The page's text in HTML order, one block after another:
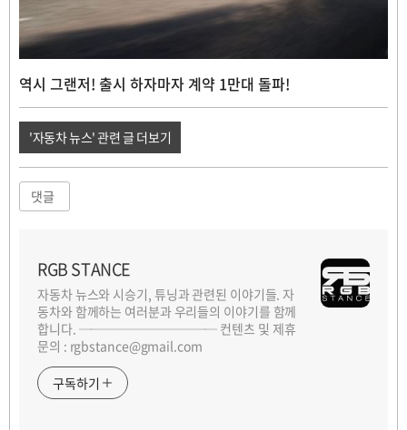
역시 그랜저! 출시 하자마자 계약 1만대 돌파!
'자동차 뉴스' 관련 글 더보기
댓글
RGB STANCE
자동차 뉴스와 시승기, 튜닝과 관련된 이야기들. 자
동차와 함께하는 여러분과 우리들의 이야기를 함께
합니다. ─────────── 컨텐츠 및 제휴
문의 : rgbstance@gmail.com
구독하기